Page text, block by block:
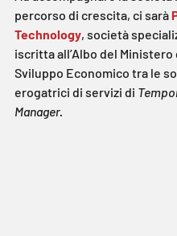
percorso di crescita, ci sarà
Technology, società
iscritta all’Albo del Ministero
Sviluppo Economico tra le
erogatrici di servizi di
Manager.